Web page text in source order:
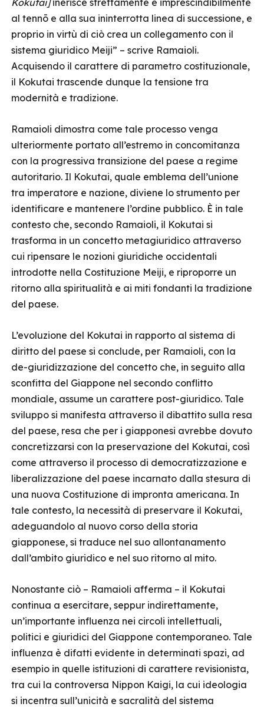
Kokutai]inerisce strettamente e imprescindibilmente
al tennō e alla sua ininterrotta linea di successione, e
proprio in virtù di ciò crea un collegamento con il
sistema giuridico Meiji” – scrive Ramaioli.
Acquisendo il carattere di parametro costituzionale,
il Kokutai trascende dunque la tensione tra
modernità e tradizione.
Ramaioli dimostra come tale processo venga
ulteriormente portato all’estremo in concomitanza
con la progressiva transizione del paese a regime
autoritario. Il Kokutai, quale emblema dell’unione
tra imperatore e nazione, diviene lo strumento per
identificare e mantenere l’ordine pubblico. È in tale
contesto che, secondo Ramaioli, il Kokutai si
trasforma in un concetto metagiuridico attraverso
cui ripensare le nozioni giuridiche occidentali
introdotte nella Costituzione Meiji, e riproporre un
ritorno alla spiritualità e ai miti fondanti la tradizione
del paese.
L’evoluzione del Kokutai in rapporto al sistema di
diritto del paese si conclude, per Ramaioli, con la
de-giuridizzazione del concetto che, in seguito alla
sconfitta del Giappone nel secondo conflitto
mondiale, assume un carattere post-giuridico. Tale
sviluppo si manifesta attraverso il dibattito sulla resa
del paese, resa che per i giapponesi avrebbe dovuto
concretizzarsi con la preservazione del Kokutai, così
come attraverso il processo di democratizzazione e
liberalizzazione del paese incarnato dalla stesura di
una nuova Costituzione di impronta americana. In
tale contesto, la necessità di preservare il Kokutai,
adeguandolo al nuovo corso della storia
giapponese, si traduce nel suo allontanamento
dall’ambito giuridico e nel suo ritorno al mito.
Nonostante ciò – Ramaioli afferma – il Kokutai
continua a esercitare, seppur indirettamente,
un’importante influenza nei circoli intellettuali,
politici e giuridici del Giappone contemporaneo. Tale
influenza è difatti evidente in determinati spazi, ad
esempio in quelle istituzioni di carattere revisionista,
tra cui la controversa Nippon Kaigi, la cui ideologia
si incentra sull’unicità e sacralità del sistema